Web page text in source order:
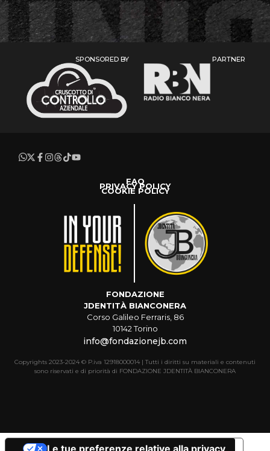
SPONSORED BY PARTNER
FAQ
PRIVACY POLICY
COOKIE POLICY
FONDAZIONE
JDENTITÀ BIANCONERA
Corso Galileo Ferraris, 86
10142 Torino
info@fondazionejb.com
Copyrights 2023-2024 © P.iva 12918000014 | Tutti i diritti su materiali e contenuti
sono riservati e di priorità di FONDAZIONE JDENTITÀ BIANCONERA
Le tue preferenze relative alla privacy